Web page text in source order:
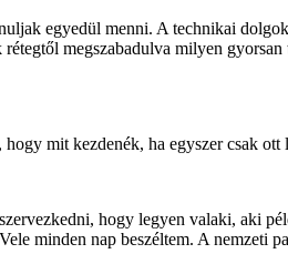
egyedül menni. A technikai
megszabadulva milyen
mit kezdenék, ha egyszer csak ott
hogy legyen valaki, aki
minden nap beszéltem. A nemzeti